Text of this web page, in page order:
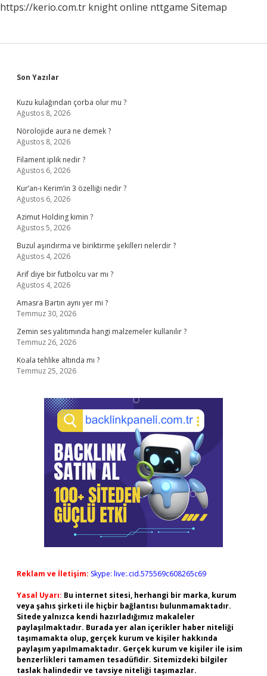
https://kerio.com.tr knight online nttgame Sitemap
Sidebar
Son Yazılar
Kuzu kulağından çorba olur mu ?
Ağustos 8, 2026
Nörolojide aura ne demek ?
Ağustos 8, 2026
Filament iplik nedir ?
Ağustos 6, 2026
Kur’an-ı Kerim’in 3 özelliği nedir ?
Ağustos 6, 2026
Azimut Holding kimin ?
Ağustos 5, 2026
Buzul aşındırma ve biriktirme şekilleri nelerdir ?
Ağustos 4, 2026
Arif diye bir futbolcu var mı ?
Ağustos 4, 2026
Amasra Bartın aynı yer mi ?
Temmuz 30, 2026
Zemin ses yalıtımında hangi malzemeler kullanılır ?
Temmuz 26, 2026
Koala tehlike altında mı ?
Temmuz 25, 2026
Reklam ve İletişim: Skype: live:.cid.575569c608265c69
Yasal Uyarı: Bu internet sitesi, herhangi bir marka, kurum
veya şahıs şirketi ile hiçbir bağlantısı bulunmamaktadır.
Sitede yalnızca kendi hazırladığımız makaleler
paylaşılmaktadır. Burada yer alan içerikler haber niteliği
taşımamakta olup, gerçek kurum ve kişiler hakkında
paylaşım yapılmamaktadır. Gerçek kurum ve kişiler ile isim
benzerlikleri tamamen tesadüfidir. Sitemizdeki bilgiler
taslak halindedir ve tavsiye niteliği taşımazlar.